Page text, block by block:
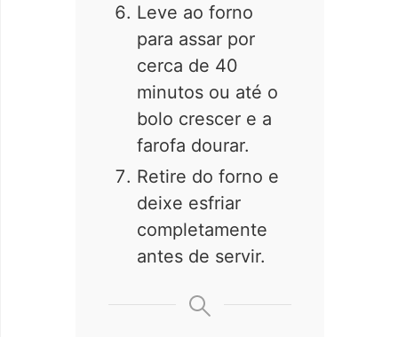
Leve ao forno
para assar por
cerca de 40
minutos ou até o
bolo crescer e a
farofa dourar.
Retire do forno e
deixe esfriar
completamente
antes de servir.